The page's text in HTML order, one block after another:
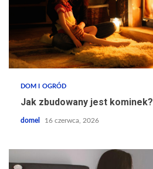
DOM I OGRÓD
Jak zbudowany jest kominek?
domel 16 czerwca, 2026